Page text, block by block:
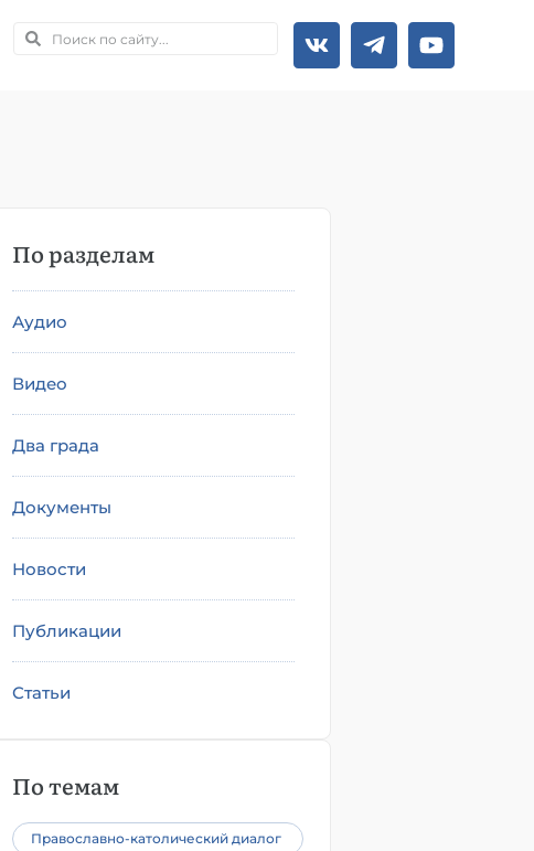
По разделам
Аудио
Видео
Два града
Документы
Новости
Публикации
Статьи
По темам
Православно-католический диалог